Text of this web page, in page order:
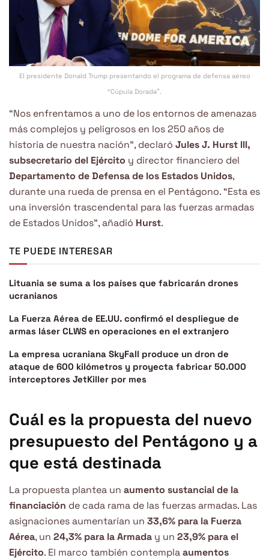
El presidente Donald Trump presentando el programa de defensa aéreo
“Cúpula Dorada”.
“Nos enfrentamos a uno de los entornos de amenazas
más complejos y peligrosos en los 250 años de
historia de nuestra nación”, declaró Jules J. Hurst III,
subsecretario del Ejército y director financiero del
Departamento de Defensa de los Estados Unidos,
durante una rueda de prensa en el Pentágono. “Esta es
una inversión trascendental para las fuerzas armadas
de Estados Unidos”, añadió Hurst.
TE PUEDE INTERESAR
Lituania se suma a los países que fabricarán drones
ucranianos
La Fuerza Aérea de EE.UU. confirmó el despliegue de
armas láser CLWS en operaciones en el extranjero
La empresa ucraniana SkyFall produce un dron de
ataque de 600 kilómetros y proyecta fabricar 50.000
interceptores JetKiller por mes
Cuál es la propuesta del nuevo
presupuesto del Pentágono y a
que está destinada
La propuesta plantea un aumento sustancial de la
financiación de cada rama de las fuerzas armadas. Las
asignaciones aumentarían un 33,6% para la Fuerza
Aérea, un 24,3% para la Armada y un 23,9% para el
Ejército. El marco también contemplaaumentos